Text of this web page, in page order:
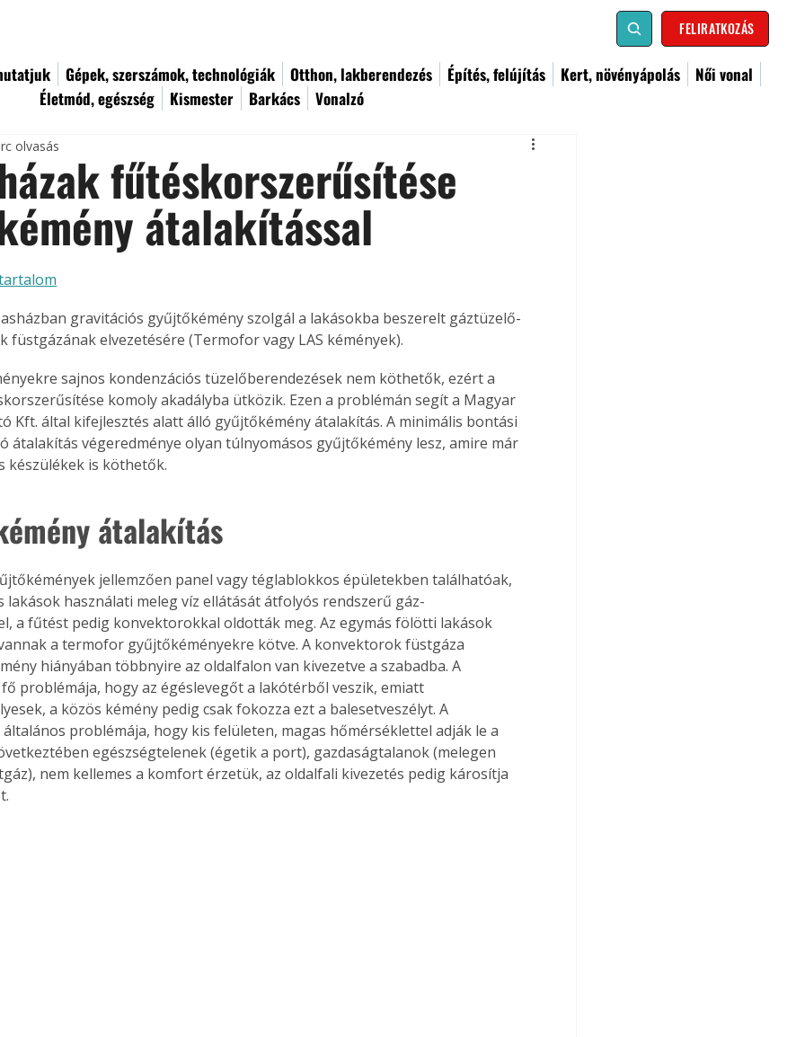
FELIRATKOZÁS
Gépek, szerszámok, technológiák Otthon, lakberendezés Építés, felújítás Kert, növényápolás
Női vonal
Életmód, egészség
Kismester Barkács Vonalzó
fűtéskorszerűsítése
átalakítással
olvasás
gravitációs gyűjtőkémény szolgál a lakásokba beszerelt gáztüzelő-
füstgázának elvezetésére (Termofor vagy LAS kémények).
sajnos kondenzációs tüzelőberendezések nem köthetők, ezért a
komoly akadályba ütközik. Ezen a problémán segít a Magyar
Kft. által kifejlesztés alatt álló gyűjtőkémény átalakítás. A minimális bontási
átalakítás végeredménye olyan túlnyomásos gyűjtőkémény lesz, amire már
készülékek is köthetők.
átalakítás
jellemzően panel vagy téglablokkos épületekben találhatóak,
lakások használati meleg víz ellátását átfolyós rendszerű gáz-
a fűtést pedig konvektorokkal oldották meg. Az egymás fölötti lakások
a termofor gyűjtőkéményekre kötve. A konvektorok füstgáza
hiányában többnyire az oldalfalon van kivezetve a szabadba. A
problémája, hogy az égéslevegőt a lakótérből veszik, emiatt
a közös kémény pedig csak fokozza ezt a balesetveszélyt. A
problémája, hogy kis felületen, magas hőmérséklettel adják le a
egészségtelenek (égetik a port), gazdaságtalanok (melegen
nem kellemes a komfort érzetük, az oldalfali kivezetés pedig károsítja